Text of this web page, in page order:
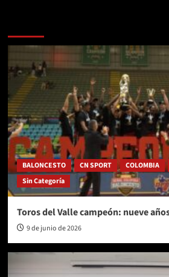
BALONCESTO CN SPORT COLOMBIA
Sin Categoría
Toros del Valle campeón: nueve
9 de junio de 2026